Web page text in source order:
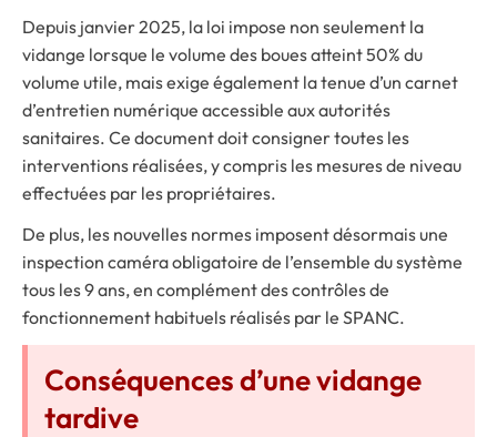
Depuis janvier 2025, la loi impose non seulement la
vidange lorsque le volume des boues atteint 50% du
volume utile, mais exige également la tenue d’un carnet
d’entretien numérique accessible aux autorités
sanitaires. Ce document doit consigner toutes les
interventions réalisées, y compris les mesures de niveau
effectuées par les propriétaires.
De plus, les nouvelles normes imposent désormais une
inspection caméra obligatoire de l’ensemble du système
tous les 9 ans, en complément des contrôles de
fonctionnement habituels réalisés par le SPANC.
Conséquences d’une vidange
tardive